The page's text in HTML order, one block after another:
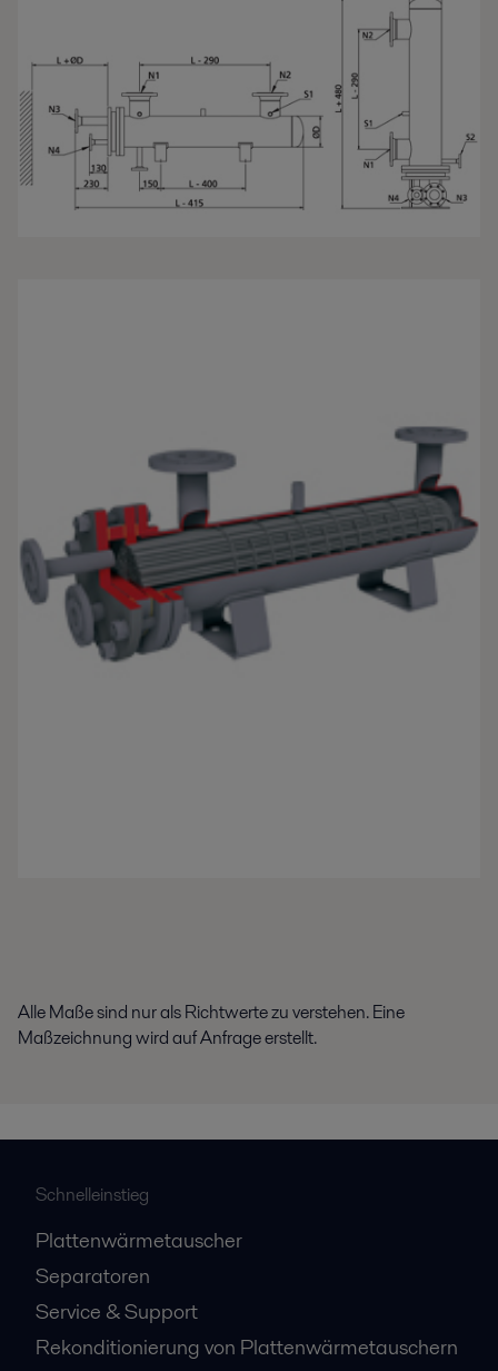
Alle Maße sind nur als Richtwerte zu verstehen. Eine
Maßzeichnung wird auf Anfrage erstellt.
Schnelleinstieg
Plattenwärmetauscher
Separatoren
Service & Support
Rekonditionierung von Plattenwärmetauschern